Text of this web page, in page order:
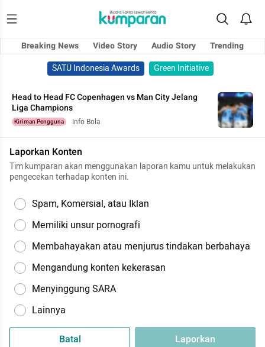
Breaking News Video Story Audio Story
Trending
SATU Indonesia Awards
Green Initiative
Head to Head FC Copenhagen vs Man City Jelang
Liga Champions
Kiriman Pengguna Info Bola
Laporkan Konten
Tim kumparan akan menggunakan laporan kamu untuk melakukan
pengecekan terhadap konten ini.
Spam, Komersial, atau Iklan
Memiliki unsur pornografi
Membahayakan atau menjurus tindakan berbahaya
Mengandung konten kekerasan
Menyinggung SARA
Lainnya
Batal Laporkan